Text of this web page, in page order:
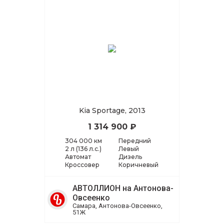
Kia Sportage, 2013
1 314 900 ₽
304 000 км
2 л (136 л.с.)
Автомат
Кроссовер
Передний
Левый
Дизель
Коричневый
АВТОЛЛИОН на Антонова-
Овсеенко
Самара, Антонова-Овсеенко,
51Ж